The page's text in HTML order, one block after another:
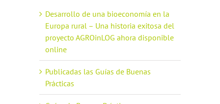
Desarrollo de una bioeconomía en la
Europa rural – Una historia exitosa del
proyecto AGROinLOG ahora disponible
online
Publicadas las Guías de Buenas
Prácticas